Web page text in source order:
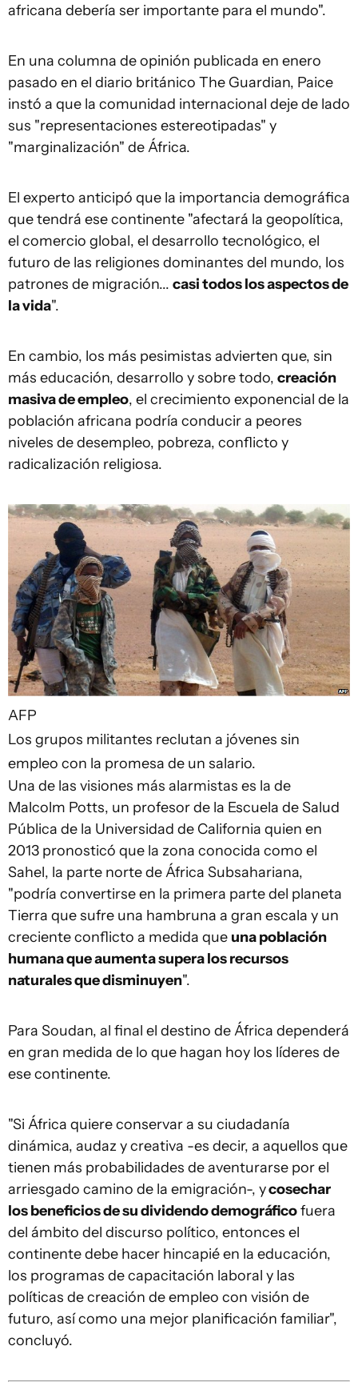
africana debería ser importante para el mundo".
En una columna de opinión publicada en enero
pasado en el diario británico The Guardian, Paice
instó a que la comunidad internacional deje de lado
sus "representaciones estereotipadas" y
"marginalización" de África.
El experto anticipó que la importancia demográfica
que tendrá ese continente "afectará la geopolítica,
el comercio global, el desarrollo tecnológico, el
futuro de las religiones dominantes del mundo, los
patrones de migración... casi todos los aspectos de
la vida".
En cambio, los más pesimistas advierten que, sin
más educación, desarrollo y sobre todo, creación
masiva de empleo, el crecimiento exponencial de la
población africana podría conducir a peores
niveles de desempleo, pobreza, conflicto y
radicalización religiosa.
AFP
Los grupos militantes reclutan a jóvenes sin
empleo con la promesa de un salario.
Una de las visiones más alarmistas es la de
Malcolm Potts, un profesor de la Escuela de Salud
Pública de la Universidad de California quien en
2013 pronosticó que la zona conocida como el
Sahel, la parte norte de África Subsahariana,
"podría convertirse en la primera parte del planeta
Tierra que sufre una hambruna a gran escala y un
creciente conflicto a medida que una población
humanaque aumentasupera los recursos
naturalesque disminuyen".
Para Soudan, al final el destino de África dependerá
en gran medida de lo que hagan hoy los líderes de
ese continente.
"Si África quiere conservar a su ciudadanía
dinámica, audaz y creativa -es decir, a aquellos que
tienen más probabilidades de aventurarse por el
arriesgado camino de la emigración-, ycosechar
los beneficios de su dividendo demográficofuera
del ámbito del discurso político, entonces el
continente debe hacer hincapié en la educación,
los programas de capacitación laboral y las
políticas de creación de empleo con visión de
futuro, así como una mejor planificación familiar",
concluyó.